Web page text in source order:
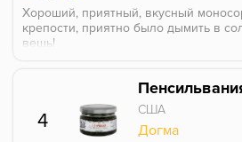
Хороший, приятный, вкусный
крепости, приятно было дымить в
вещь!
4 США
Догма